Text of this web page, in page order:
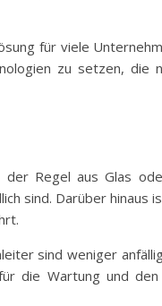
für viele
zu setzen, die
der Regel aus Glas
sind. Darüber hinaus
sind weniger
die Wartung und den